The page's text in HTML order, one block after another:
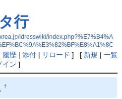
行
idresswiki/index.php?%E7%B4%A
履歴| 添付| リロード ] [ 新規 | 一覧
イン ]
†